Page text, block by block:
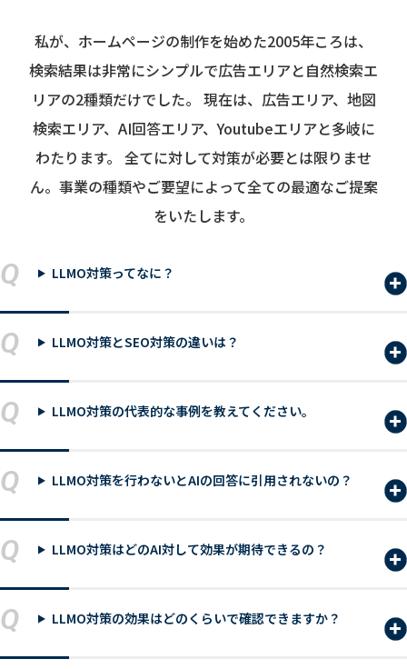
私が、ホームページの制作を始めた2005年ころは、
検索結果は非常にシンプルで広告エリアと自然検索エ
リアの2種類だけでした。 現在は、広告エリア、地図
検索エリア、AI回答エリア、Youtubeエリアと多岐に
わたります。 全てに対して対策が必要とは限りませ
ん。事業の種類やご要望によって全ての最適なご提案
をいたします。
Q LLMO対策ってなに？
Q LLMO対策とSEO対策の違いは？
Q LLMO対策の代表的な事例を教えてください。
Q LLMO対策を行わないとAIの回答に引用されないの？
Q LLMO対策はどのAI対して効果が期待できるの？
Q LLMO対策の効果はどのくらいで確認できますか？